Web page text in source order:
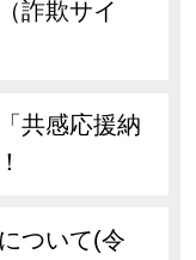
詐欺サイ
共感応援納
ついて(令